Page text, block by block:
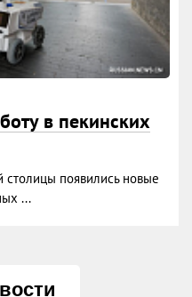
в пекинских
столицы появились новые
...